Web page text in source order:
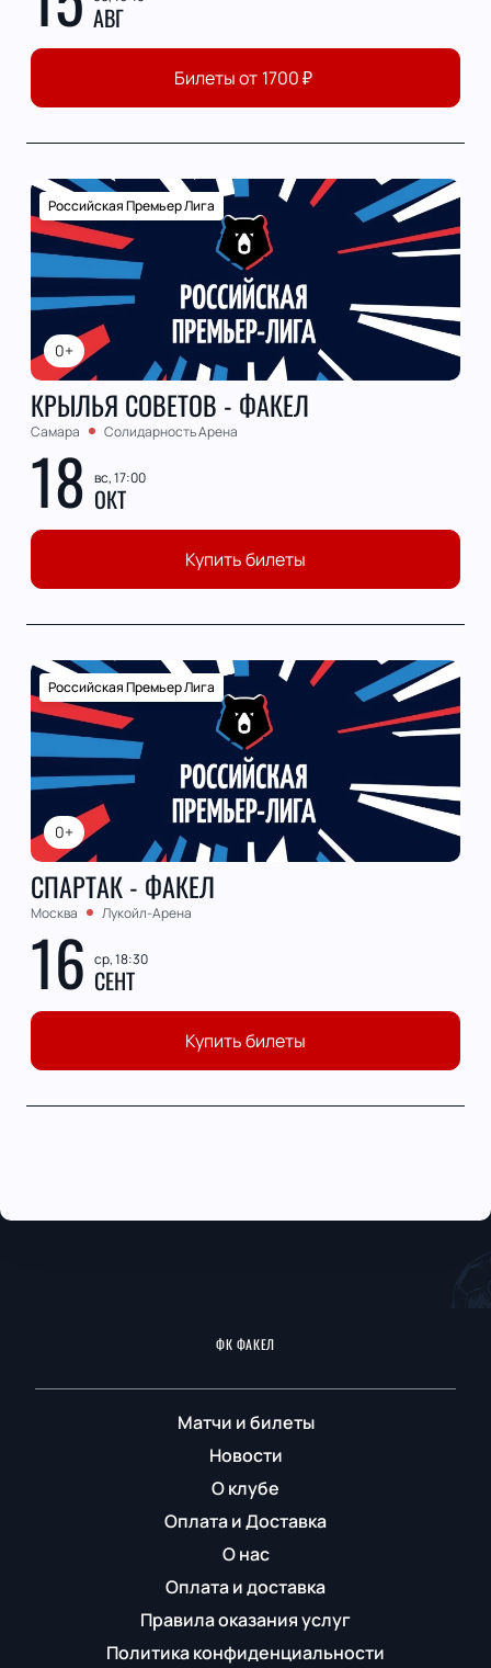
АВГ
Билеты от 1700₽
0+
Российская Премьер Лига
КРЫЛЬЯ СОВЕТОВ - ФАКЕЛ
Самара Солидарность Арена
18 вс, 17:00
ОКТ
Купить билеты
0+
Российская Премьер Лига
СПАРТАК - ФАКЕЛ
Москва Лукойл-Арена
16 ср, 18:30
СЕНТ
Купить билеты
ФК ФАКЕЛ
Матчи и билеты
Новости
О клубе
Оплата и Доставка
О нас
Оплата и доставка
Правила оказания услуг
Политика конфиденциальности